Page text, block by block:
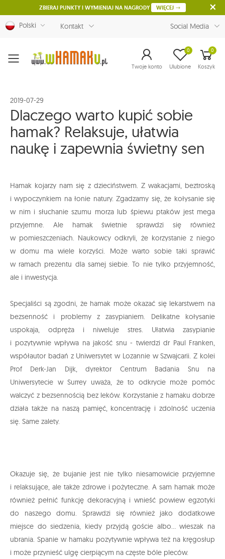
ZBIERAJ PUNKTY I WYMIENIAJ NA NAGRODY WIĘCEJ
Polski Kontakt Social Media
Menu Twoje konto Ulubione
0 0
Koszyk
2019-07-29
Dlaczego warto kupić sobie
hamak? Relaksuje, ułatwia
naukę i zapewnia świetny sen
Hamak kojarzy nam się z dzieciństwem. Z wakacjami, beztroską
i wypoczynkiem na łonie natury. Zgadzamy się, że kołysanie się
w nim i słuchanie szumu morza lub śpiewu ptaków jest mega
przyjemne. Ale hamak świetnie sprawdzi się również
w pomieszczeniach. Naukowcy odkryli, że korzystanie z niego
w domu ma wiele korzyści. Może warto sobie taki sprawić
w ramach prezentu dla samej siebie. To nie tylko przyjemność,
ale i inwestycja.
Specjaliści są zgodni, że hamak może okazać się lekarstwem na
bezsenność i problemy z zasypianiem. Delikatne kołysanie
uspokaja, odpręża i niweluje stres. Ułatwia zasypianie
i pozytywnie wpływa na jakość snu - twierdzi dr Paul Franken,
współautor badań z Uniwersytet w Lozannie w Szwajcarii. Z kolei
Prof Derk-Jan Dijk, dyrektor Centrum Badania Snu na
Uniwersytecie w Surrey uważa, że to odkrycie może pomóc
walczyć z bezsennością bez leków. Korzystanie z hamaku dobrze
działa także na naszą pamięć, koncentrację i zdolność uczenia
się. Same zalety.
Okazuje się, że bujanie jest nie tylko niesamowicie przyjemne
i relaksujące, ale także zdrowe i pożyteczne. A sam hamak może
również pełnić funkcję dekoracyjną i wnieść powiew egzotyki
do naszego domu. Sprawdzi się również jako dodatkowe
miejsce do siedzenia, kiedy przyjdą goście albo... wieszak na
ubrania. Spanie w hamaku pozytywnie wpływa też na kręgosłup
i może przynieść ulgę cierpiącym na częste bóle pleców.